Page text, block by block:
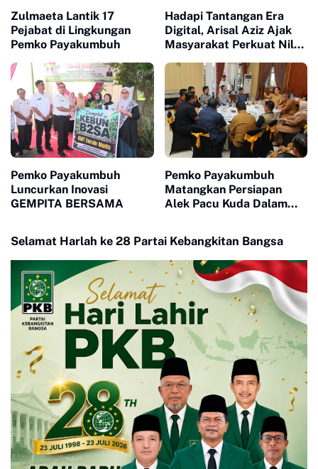
Zulmaeta Lantik 17
Pejabat di Lingkungan
Pemko Payakumbuh
Hadapi Tantangan Era
Digital, Arisal Aziz Ajak
Masyarakat Perkuat Nilai
Pemko Payakumbuh
Luncurkan Inovasi
GEMPITA BERSAMA
Pemko Payakumbuh
Matangkan Persiapan
Alek Pacu Kuda Dalam
Selamat Harlah ke 28 Partai Kebangkitan Bangsa